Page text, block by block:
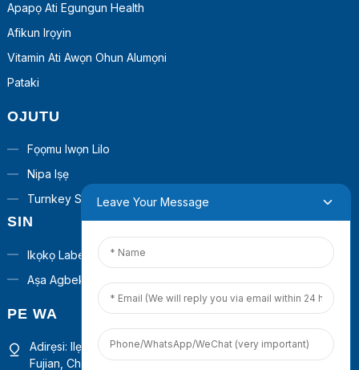
Apapọ Ati Egungun Health
Afikun Irọyin
Vitamin Ati Awọn Ohun Alumọni
Pataki
OJUTU
Fọọmu Iwọn Lilo
Nipa Iṣẹ
Turnkey Solusan
SIN
Ikọkọ Label
Aṣa Agbekalẹ
PE WA
Adirẹsi: Ilẹ 4th, Ile 1, Ile-iṣẹ Ṣiṣẹ Iṣowo Guanyinshan, Xiamen,
Fujian, China
Leave Your Message